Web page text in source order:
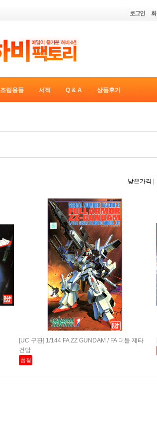
조립용품 서적 Q & A 상품후기
낮은가격
[UC 구판] 1/144 FA ZZ GUNDAM / FA 더블 제타
건담
품절